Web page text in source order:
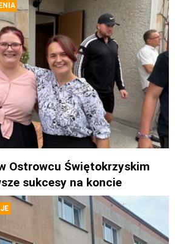
Ostrowcu Świętokrzyskim
sukcesy na koncie